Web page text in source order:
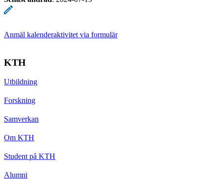
Anmäl kalenderaktivitet via formulär
KTH
Utbildning
Forskning
Samverkan
Om KTH
Student på KTH
Alumni